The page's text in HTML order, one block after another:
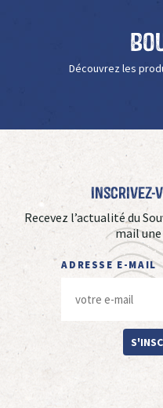
Découvrez les
Inscrivez-
Recevez l’actualité du
mail
ADRESSE E-MAIL